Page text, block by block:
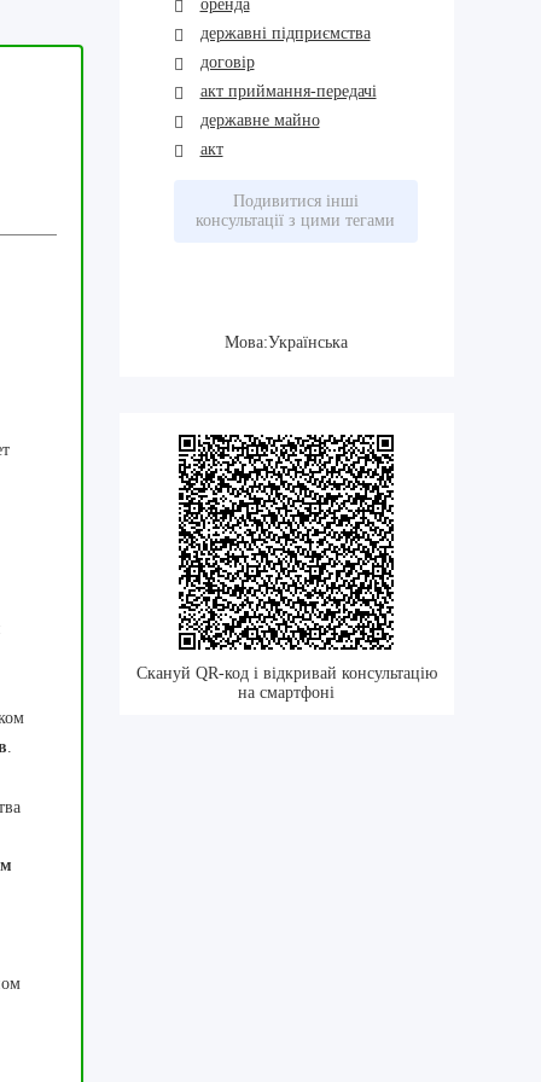
.
оренда
державні підприємства
договір
акт приймання-передачі
державне майно
акт
Подивитися інші
консультації з цими тегами
Мова:Українська
Скануй QR-код і відкривай консультацію
на смартфоні